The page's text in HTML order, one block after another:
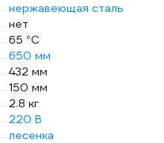
нержавеющая сталь
нет
65 °С
650 мм
432 мм
150 мм
2.8 кг
220 В
лесенка